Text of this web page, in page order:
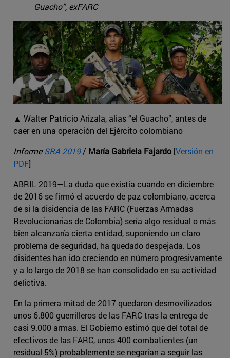
Guacho”, exFARC
▲ Walter Patricio Arizala, alias “el Guacho”, antes de
caer en una operación del Ejército colombiano
InformeSRA 2019 / María Gabriela Fajardo [Versión en
PDF]
ABRIL 2019—La duda que existía cuando en diciembre
de 2016 se firmó el acuerdo de paz colombiano, acerca
de si la disidencia de las FARC (Fuerzas Armadas
Revolucionarias de Colombia) sería algo residual o más
bien alcanzaría cierta entidad, suponiendo un claro
problema de seguridad, ha quedado despejada. Los
disidentes han ido creciendo en número progresivamente
y a lo largo de 2018 se han consolidado en su actividad
delictiva.
En la primera mitad de 2017 quedaron desmovilizados
unos 6.800 guerrilleros de las FARC tras la entrega de
casi 9.000 armas. El Gobierno estimó que del total de
efectivos de las FARC, unos 400 combatientes (un
residual 5%) probablemente se negarían a seguir las